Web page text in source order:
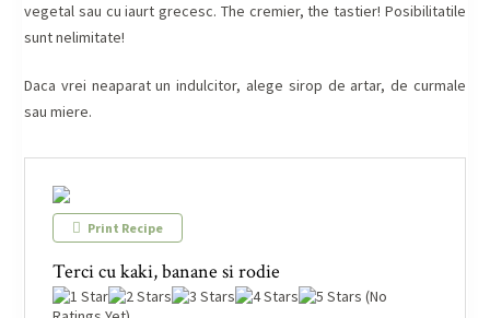
vegetal sau cu iaurt grecesc. The cremier, the tastier! Posibilitatile
sunt nelimitate!
Daca vrei neaparat un indulcitor, alege sirop de artar, de curmale
sau miere.
Print Recipe
Terci cu kaki, banane si rodie
(No